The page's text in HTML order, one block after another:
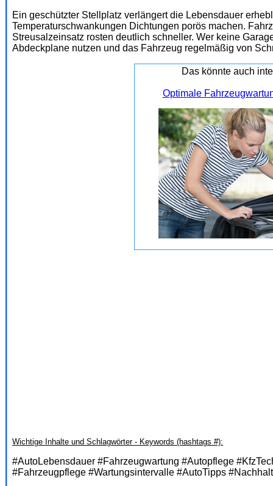
Ein geschützter Stellplatz verlängert die Lebensdauer
Temperaturschwankungen Dichtungen porös machen.
Streusalzeinsatz rosten deutlich schneller. Wer keine
Abdeckplane nutzen und das Fahrzeug regelmäßig von
Das könnte auch
Optimale
Wichtige Inhalte und Schlagwörter - Keywords (hashtags #):
#AutoLebensdauer #Fahrzeugwartung #Autopflege
#Fahrzeugpflege #Wartungsintervalle #AutoTipps